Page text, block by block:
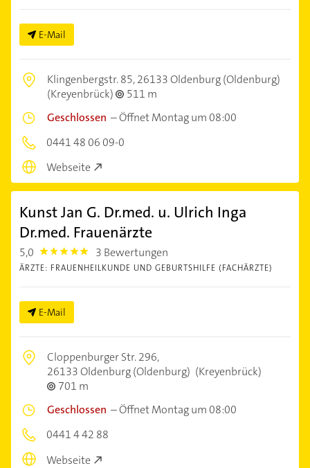
E-Mail
Klingenbergstr. 85,26133 Oldenburg (Oldenburg)
(Kreyenbrück)
511 m
Geschlossen –Öffnet Montag um 08:00
0441 48 06 09-0
Webseite
Kunst Jan G. Dr.med. u. Ulrich Inga
Dr.med. Frauenärzte
5,0 5.0 3 Bewertungen
ÄRZTE: FRAUENHEILKUNDE UND GEBURTSHILFE (FACHÄRZTE)
E-Mail
Cloppenburger Str. 296,
26133 Oldenburg (Oldenburg) (Kreyenbrück)
701 m
Geschlossen –Öffnet Montag um 08:00
0441 4 42 88
Webseite